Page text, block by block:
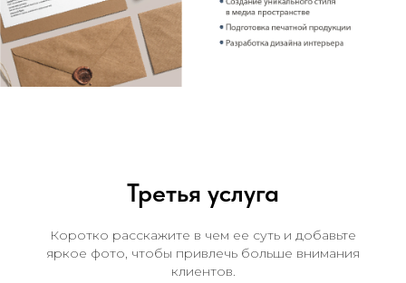
Третья услуга
Коротко расскажите в чем ее суть и добавьте
яркое фото, чтобы привлечь больше внимания
клиентов.